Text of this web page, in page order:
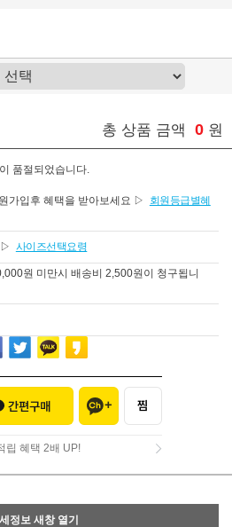
총 상품 금액 0 원
품절되었습니다.
가입후 혜택을 받아보세요 ▷
회원등급별혜
▷ 사이즈선택요령
원 미만시 배송비 2,500원이 청구됩니
립 혜택 2배 UP!
립 혜택 2배 UP!
정보 새창 열기